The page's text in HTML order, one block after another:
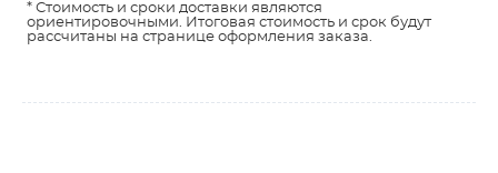
* Стоимость и сроки доставки являются
ориентировочными. Итоговая стоимость и срок будут
рассчитаны на странице оформления заказа.